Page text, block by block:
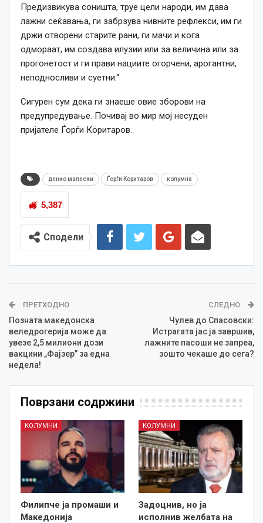
Предизвикува соништа, труе цели народи, им дава
лажни сеќавања, ги забрзува нивните рефлекси, им ги
држи отворени старите рани, ги мачи и кога
одмораат, им создава илузии или за величина или за
прогонетост и ги прави нациите огорчени, арогантни,
неподносливи и суетни.“
Сигурен сум дека ги знаеше овие зборови на
предупредување. Почивај во мир мој несуден
пријателе Ѓорѓи Коритаров.
денко малески Ѓорѓи Коритаров колумна
5,387
Сподели
ПРЕТХОДНО
Позната македонска
веледрогерија може да
увезе 2,5 милиони дози
вакцини „Фајзер” за една
недела!
СЛЕДНО
Чулев до Спасовски:
Истрагата јас ја завршив,
лажните пасоши не запреа,
зошто чекаше до сега?
Поврзани содржини
КОЛУМНИ
Филипче ја промаши и
Македонија
КОЛУМНИ
Задоцнив, но ја
исполнив желбата на